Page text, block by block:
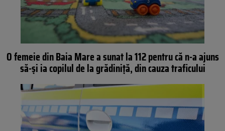
O femeie din Baia Mare a sunat la 112 pentru că n-a ajuns
să-și ia copilul de la grădiniță, din cauza traficului